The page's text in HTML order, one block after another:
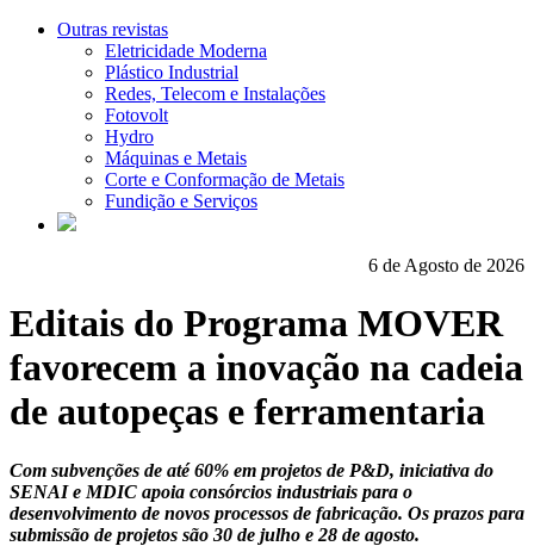
Outras revistas
Eletricidade Moderna
Plástico Industrial
Redes, Telecom e Instalações
Fotovolt
Hydro
Máquinas e Metais
Corte e Conformação de Metais
Fundição e Serviços
6 de Agosto de 2026
Editais do Programa MOVER
favorecem a inovação na cadeia
de autopeças e ferramentaria
Com subvenções de até 60% em projetos de P&D, iniciativa do
SENAI e MDIC apoia consórcios industriais para o
desenvolvimento de novos processos de fabricação. Os prazos para
submissão de projetos são 30 de julho e 28 de agosto.